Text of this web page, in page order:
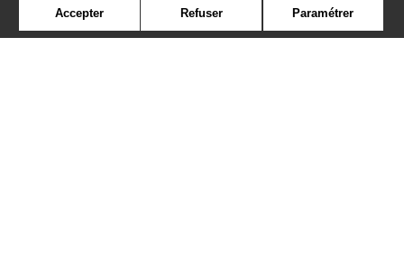
Accepter Refuser Paramétrer